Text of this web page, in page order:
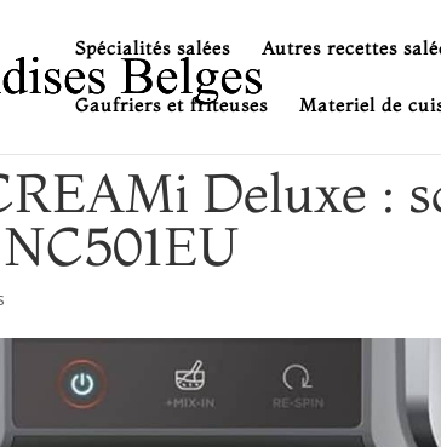
Spécialités salées Autres recettes
Gaufriers et friteuses Materiel de
Deluxe :